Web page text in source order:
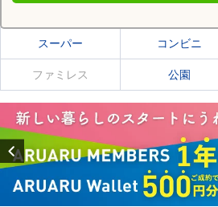
田川郡大任町の施設一覧
スーパー コンビニ
ファミレス 公園
Previous